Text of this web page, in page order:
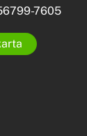
7605